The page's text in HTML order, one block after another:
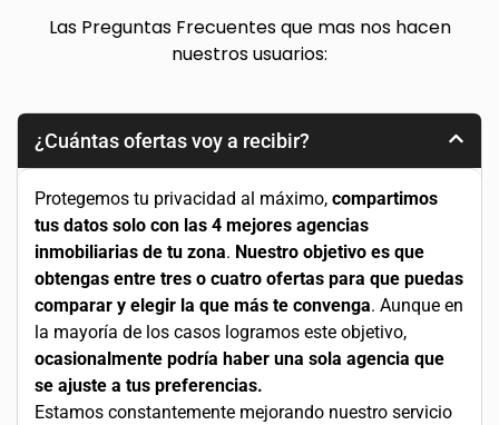
Las Preguntas Frecuentes que mas nos hacen
nuestros usuarios:
¿Cuántas ofertas voy a recibir?
Protegemos tu privacidad al máximo, compartimos
tus datos solo con las 4 mejores agencias
inmobiliarias de tu zona. Nuestro objetivo es que
obtengas entre tres o cuatro ofertas para que puedas
comparar y elegir la que más te convenga. Aunque en
la mayoría de los casos logramos este objetivo,
ocasionalmente podría haber una sola agencia que
se ajuste a tus preferencias.
Estamos constantemente mejorando nuestro servicio